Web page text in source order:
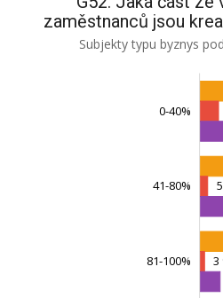
zaměstnanců jsou
Subjekty typu byznys
3
0-40%
41-80%
81-100%